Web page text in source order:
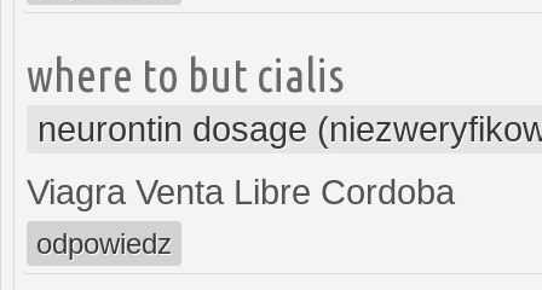
where to but cialis
neurontin dosage
Viagra Venta Libre Cordoba
odpowiedz